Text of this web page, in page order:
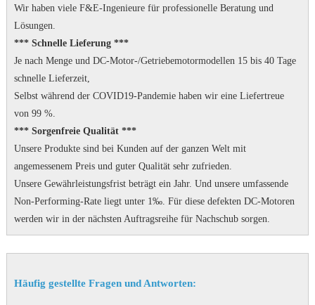
Wir haben viele F&E-Ingenieure für professionelle Beratung und
Lösungen.
*** Schnelle Lieferung ***
Je nach Menge und DC-Motor-/Getriebemotormodellen 15 bis 40 Tage
schnelle Lieferzeit,
Selbst während der COVID19-Pandemie haben wir eine Liefertreue
von 99 %.
*** Sorgenfreie Qualität ***
Unsere Produkte sind bei Kunden auf der ganzen Welt mit
angemessenem Preis und guter Qualität sehr zufrieden.
Unsere Gewährleistungsfrist beträgt ein Jahr. Und unsere umfassende
Non-Performing-Rate liegt unter 1‰. Für diese defekten DC-Motoren
werden wir in der nächsten Auftragsreihe für Nachschub sorgen.
Häufig gestellte Fragen und Antworten: